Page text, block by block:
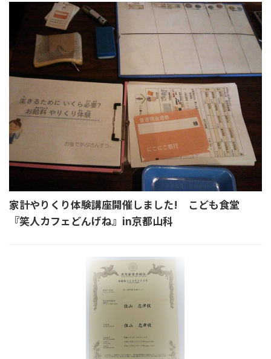
家計やりくり体験講座開催しました! こども食堂
『笑人カフェどんげね』in京都山科